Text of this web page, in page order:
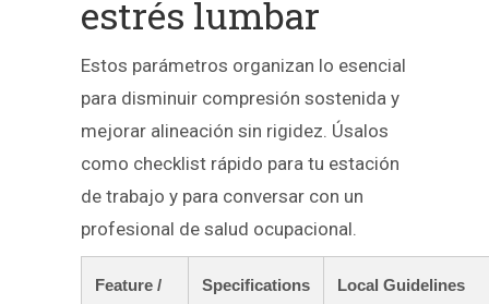
estrés lumbar
Estos parámetros organizan lo esencial
para disminuir compresión sostenida y
mejorar alineación sin rigidez. Úsalos
como checklist rápido para tu estación
de trabajo y para conversar con un
profesional de salud ocupacional.
Feature /
Specifications Local Guidelines